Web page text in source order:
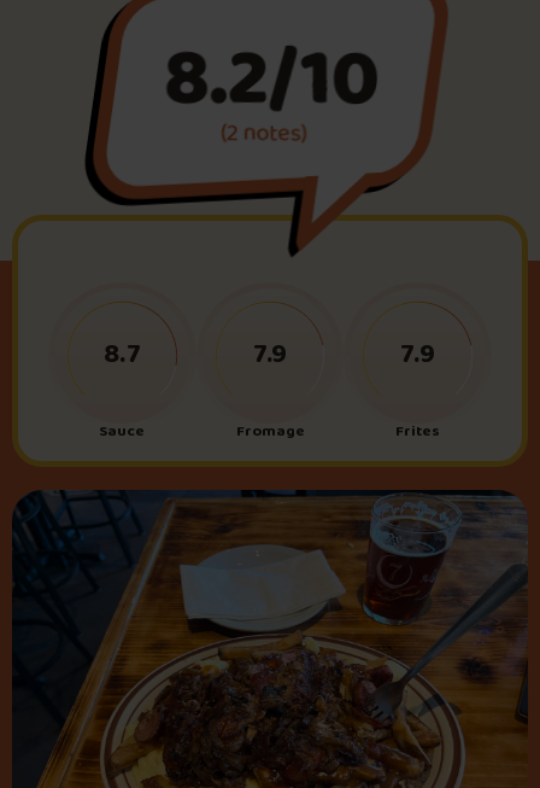
Foire aux questions
Me connecter
8.2/10
(2 notes)
Sauce
8.7
Fromage
7.9
Frites
7.9